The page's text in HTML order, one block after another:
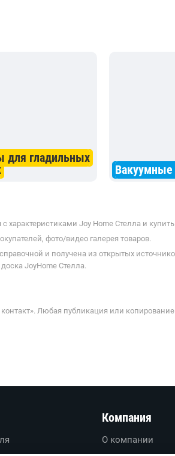
для гладильных
Joy Home Стелла и
фото/видео галерея товаров.
и получена из открытых
JoyHome Стелла.
Любая публикация или
Компания
О компании